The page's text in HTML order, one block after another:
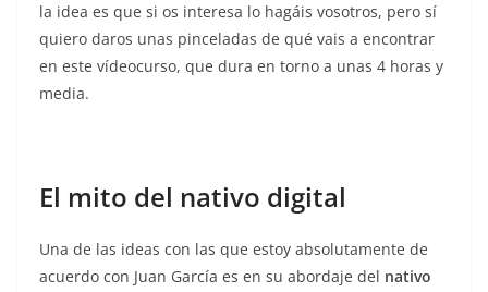
la idea es que si os interesa lo hagáis vosotros, pero sí
quiero daros unas pinceladas de qué vais a encontrar
en este vídeocurso, que dura en torno a unas 4 horas y
media.
El mito del nativo digital
Una de las ideas con las que estoy absolutamente de
acuerdo con Juan García es en su abordaje del nativo